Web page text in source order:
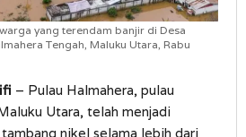
yang terendam banjir di Desa
Tengah, Maluku Utara, Rabu
– Pulau Halmahera, pulau
Utara, telah menjadi
nikel selama lebih dari